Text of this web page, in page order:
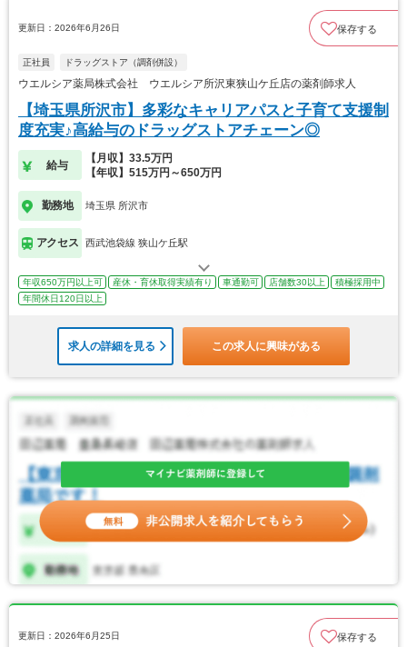
更新日：2026年6月26日 保存する
正社員 ドラッグストア（調剤併設）
ウエルシア薬局株式会社 ウエルシア所沢東狭山ケ丘店の薬剤師求人
【埼玉県所沢市】多彩なキャリアパスと子育て支援制
度充実♪高給与のドラッグストアチェーン◎
給与
【月収】33.5万円
【年収】515万円～650万円
勤務地 埼玉県 所沢市
アクセス 西武池袋線 狭山ケ丘駅
年収650万円以上可 産休・育休取得実績有り 車通勤可 店舗数30以上
積極採用中
年間休日120日以上
求人の詳細を見る この求人に興味がある
更新日：2026年6月25日 保存する